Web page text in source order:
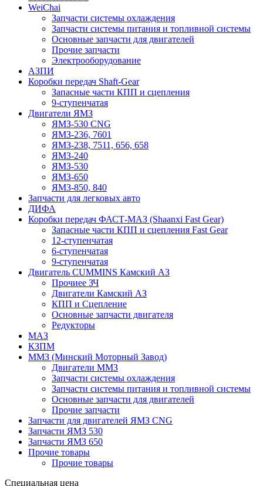
WeiChai
Запчасти системы охлаждения
Запчасти системы питания и топливной системы
Основные запчасти для двигателей
Прочие запчасти
Электрооборудование
АЗПИ
Коробки передач Shaft-Gear
Запасные части КПП и сцепления
9-ступенчатая
Двигатели ЯМЗ
ЯМЗ-530 CNG
ЯМЗ-236, 7601
ЯМЗ-238, 7511, 656, 658
ЯМЗ-240
ЯМЗ-530
ЯМЗ-650
ЯМЗ-850, 840
Запчасти для легковых авто
ДИФА
Коробки передач ФАСТ-МАЗ (Shaanxi Fast Gear)
Запасные части КПП и сцепления Fast Gear
12-ступенчатая
6-ступенчатая
9-ступенчатая
Двигатель CUMMINS Камский АЗ
Прочиее ЗЧ
Двигатели Камский АЗ
КПП и Сцепление
Основные запчасти двигателя
Редукторы
МАЗ
КЗПМ
ММЗ (Минский Моторный Завод)
Двигатели ММЗ
Запчасти системы охлаждения
Запчасти системы питания и топливной системы
Основные запчасти для двигателей
Прочие запчасти
Запчасти для двигателей ЯМЗ CNG
Запчасти ЯМЗ 530
Запчасти ЯМЗ 650
Прочие товары
Прочие товары
Специальная цена